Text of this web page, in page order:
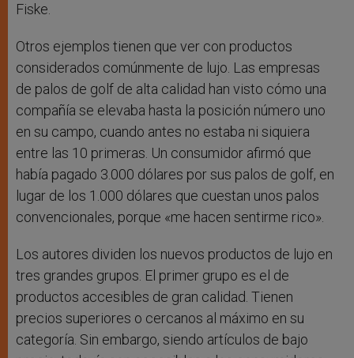
Fiske.
Otros ejemplos tienen que ver con productos
considerados comúnmente de lujo. Las empresas
de palos de golf de alta calidad han visto cómo una
compañía se elevaba hasta la posición número uno
en su campo, cuando antes no estaba ni siquiera
entre las 10 primeras. Un consumidor afirmó que
había pagado 3.000 dólares por sus palos de golf, en
lugar de los 1.000 dólares que cuestan unos palos
convencionales, porque «me hacen sentirme rico».
Los autores dividen los nuevos productos de lujo en
tres grandes grupos. El primer grupo es el de
productos accesibles de gran calidad. Tienen
precios superiores o cercanos al máximo en su
categoría. Sin embargo, siendo artículos de bajo